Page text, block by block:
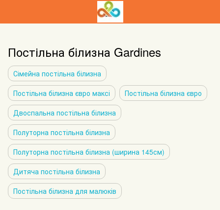
Постільна білизна Gardines
Сімейна постільна білизна
Постільна білизна євро максі
Постільна білизна євро
Двоспальна постільна білизна
Полуторна постільна білизна
Полуторна постільна білизна (ширина 145см)
Дитяча постільна білизна
Постільна білизна для малюків